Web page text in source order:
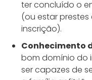
ter concluído o
(ou estar
inscrição).
Conhecimento
bom domínio do
ser capazes de